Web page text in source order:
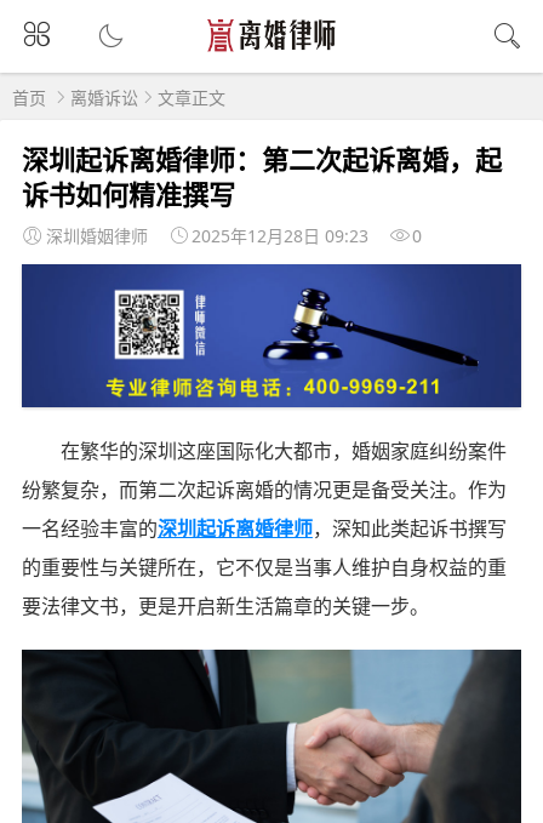
首页 离婚诉讼 文章正文
深圳起诉离婚律师：第二次起诉离婚，起
诉书如何精准撰写
深圳婚姻律师 2025年12月28日 09:23 0
在繁华的深圳这座国际化大都市，婚姻家庭纠纷案件
纷繁复杂，而第二次起诉离婚的情况更是备受关注。作为
一名经验丰富的深圳起诉离婚律师，深知此类起诉书撰写
的重要性与关键所在，它不仅是当事人维护自身权益的重
要法律文书，更是开启新生活篇章的关键一步。